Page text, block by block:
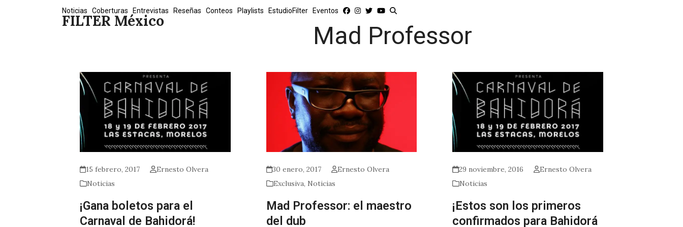
FILTER México
Noticias Coberturas Entrevistas Reseñas Conteos Playlists EstudioFilter Eventos
Mad Professor
15 febrero, 2017
Ernesto Olvera
Noticias
¡Gana boletos para el
Carnaval de Bahidorá!
30 enero, 2017
Ernesto Olvera
Exclusiva, Noticias
Mad Professor: el maestro
del dub
29 noviembre, 2016
Ernesto Olvera
Noticias
¡Estos son los primeros
confirmados para Bahidorá